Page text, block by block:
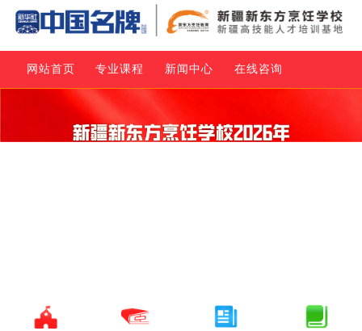
网站首页 专业课程 新闻中心 在线咨询